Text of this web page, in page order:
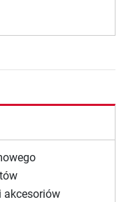
akcesoriów